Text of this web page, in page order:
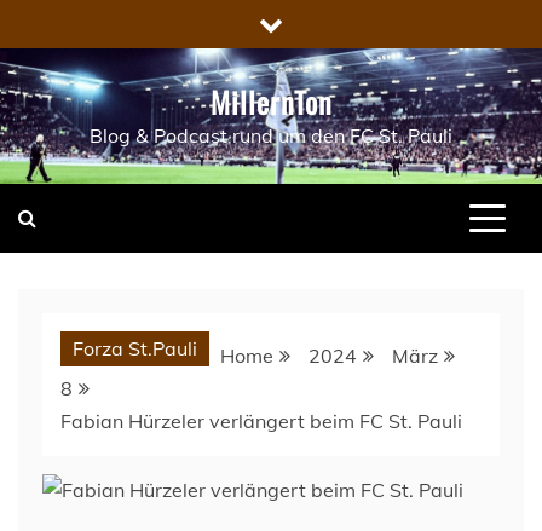
to
content
MillernTon
Blog & Podcast rund um den FC St. Pauli
Forza St.Pauli Home 2024
März
8
Fabian Hürzeler verlängert beim FC St. Pauli